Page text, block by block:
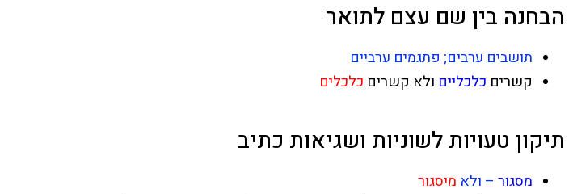
הבחנה בין שם עצם לתואר
תושבים ערבים; פתגמים ערביים
קשרים כלכליים ולא קשרים כלכלים
תיקון טעויות לשוניות ושגיאות כתיב
מסגור – ולא מיסגור